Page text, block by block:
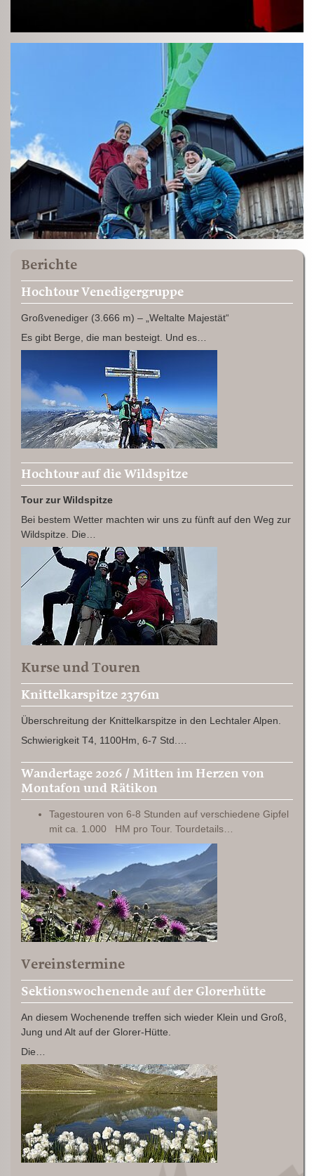
Berichte
Hochtour Venedigergruppe
Großvenediger (3.666 m) – „Weltalte Majestät“
Es gibt Berge, die man besteigt. Und es…
Hochtour auf die Wildspitze
Tour zur Wildspitze
Bei bestem Wetter machten wir uns zu fünft auf den Weg zur
Wildspitze. Die…
Kurse und Touren
Knittelkarspitze 2376m
Überschreitung der Knittelkarspitze in den Lechtaler Alpen.
Schwierigkeit T4, 1100Hm, 6-7 Std.…
Wandertage 2026 / Mitten im Herzen von
Montafon und Rätikon
Tagestouren von 6-8 Stunden auf verschiedene Gipfel
mit ca. 1.000 HM pro Tour. Tourdetails…
Vereinstermine
Sektionswochenende auf der Glorerhütte
An diesem Wochenende treffen sich wieder Klein und Groß,
Jung und Alt auf der Glorer-Hütte.
Die…